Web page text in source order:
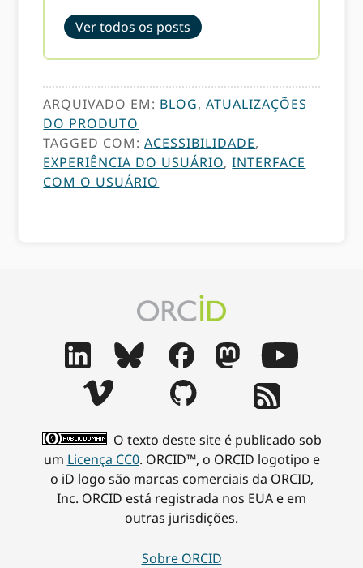
Ver todos os posts
ARQUIVADO EM: BLOG,ATUALIZAÇÕES
DO PRODUTO
TAGGED COM:ACESSIBILIDADE,
EXPERIÊNCIA DO USUÁRIO,INTERFACE
COM O USUÁRIO
O texto deste site é publicado sob
um Licença CC0. ORCID™, o ORCID logotipo e
o iD logo são marcas comerciais da ORCID,
Inc. ORCID está registrada nos EUA e em
outras jurisdições.
Sobre ORCID